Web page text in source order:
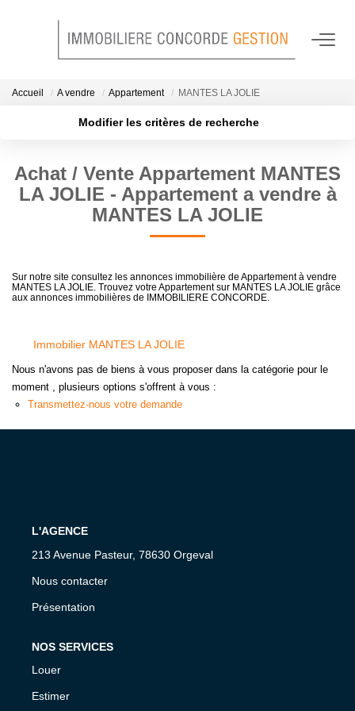
GESTION LOCATIVE
NOTRE AGENCE
CONTACT
Accueil A vendre Appartement MANTES LA JOLIE
Modifier les critères de recherche
Plus de critères Créer une alerte
Achat / Vente Appartement MANTES
LA JOLIE - Appartement a vendre à
MANTES LA JOLIE
Sur notre site consultez les annonces immobilière de Appartement à vendre
MANTES LA JOLIE. Trouvez votre Appartement sur MANTES LA JOLIE grâce
aux annonces immobilières de IMMOBILIERE CONCORDE.
Immobilier MANTES LA JOLIE
Nous n'avons pas de biens à vous proposer dans la catégorie pour le
moment , plusieurs options s'offrent à vous :
Transmettez-nous votre demande
L'AGENCE
213 Avenue Pasteur, 78630 Orgeval
Nous contacter
Présentation
NOS SERVICES
Louer
Estimer